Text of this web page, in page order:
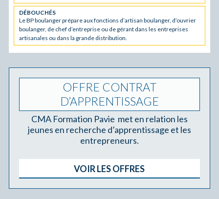
DÉBOUCHÉS
Le BP boulanger prépare aux fonctions d’artisan boulanger, d’ouvrier
boulanger, de chef d’entreprise ou de gérant dans les entreprises
artisanales ou dans la grande distribution.
OFFRE CONTRAT
D’APPRENTISSAGE
CMA Formation Pavie met en relation les
jeunes en recherche d’apprentissage et les
entrepreneurs.
VOIR LES OFFRES